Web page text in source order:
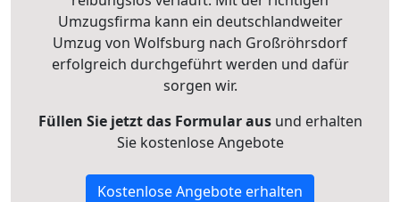
Umzugsfirma kann ein deutschlandweiter
Umzug von Wolfsburg nach Großröhrsdorf
erfolgreich durchgeführt werden und dafür
sorgen wir.
Füllen Sie jetzt das Formular ausund erhalten
Sie kostenlose Angebote
Kostenlose Angebote erhalten